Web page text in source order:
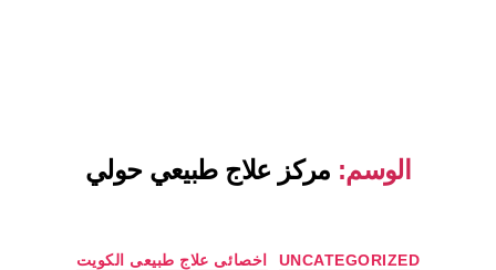
الوسم: مركز علاج طبيعي حولي
التصنيفات UNCATEGORIZED
اخصائى علاج طبيعى الكويت